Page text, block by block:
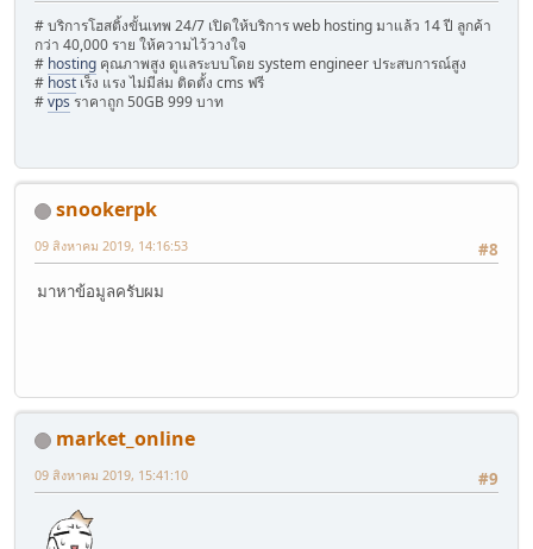
# บริการโฮสติ้งขั้นเทพ 24/7 เปิดให้บริการ web hosting มาแล้ว 14 ปี ลูกค้า
กว่า 40,000 ราย ให้ความไว้วางใจ
# hosting คุณภาพสูง ดูแลระบบโดย system engineer ประสบการณ์สูง
# host เร็ง แรง ไม่มีล่ม ติดตั้ง cms ฟรี
#vps ราคาถูก 50GB 999 บาท
snookerpk
#8
09 สิงหาคม 2019, 14:16:53
มาหาข้อมูลครับผม
market_online
#9
09 สิงหาคม 2019, 15:41:10